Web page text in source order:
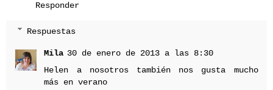
Responder
Respuestas
Mila 30 de enero de 2013 a las 8:30
Helen a nosotros también nos gusta mucho
más en verano